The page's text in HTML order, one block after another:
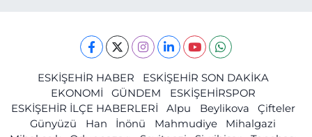
ESKİŞEHİR HABER
ESKİŞEHİR SON DAKİKA
EKONOMİ
GÜNDEM
ESKİŞEHİRSPOR
ESKİŞEHİR İLÇE HABERLERİ
Alpu Beylikova
Çifteler
Günyüzü
Han İnönü Mahmudiye
Mihalgazi